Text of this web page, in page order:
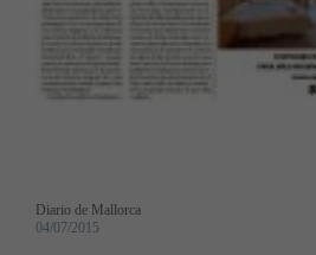
Diario de Mallorca
04/07/2015